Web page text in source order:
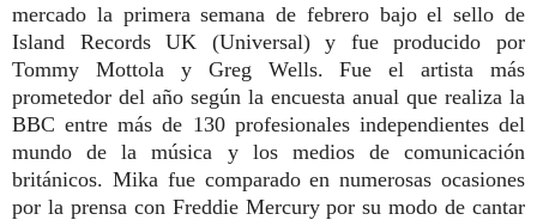
mercado la primera semana de febrero bajo el sello de
Island Records UK (Universal) y fue producido por
Tommy Mottola y Greg Wells. Fue el artista más
prometedor del año según la encuesta anual que realiza la
BBC entre más de 130 profesionales independientes del
mundo de la música y los medios de comunicación
británicos. Mika fue comparado en numerosas ocasiones
por la prensa con Freddie Mercury por su modo de cantar